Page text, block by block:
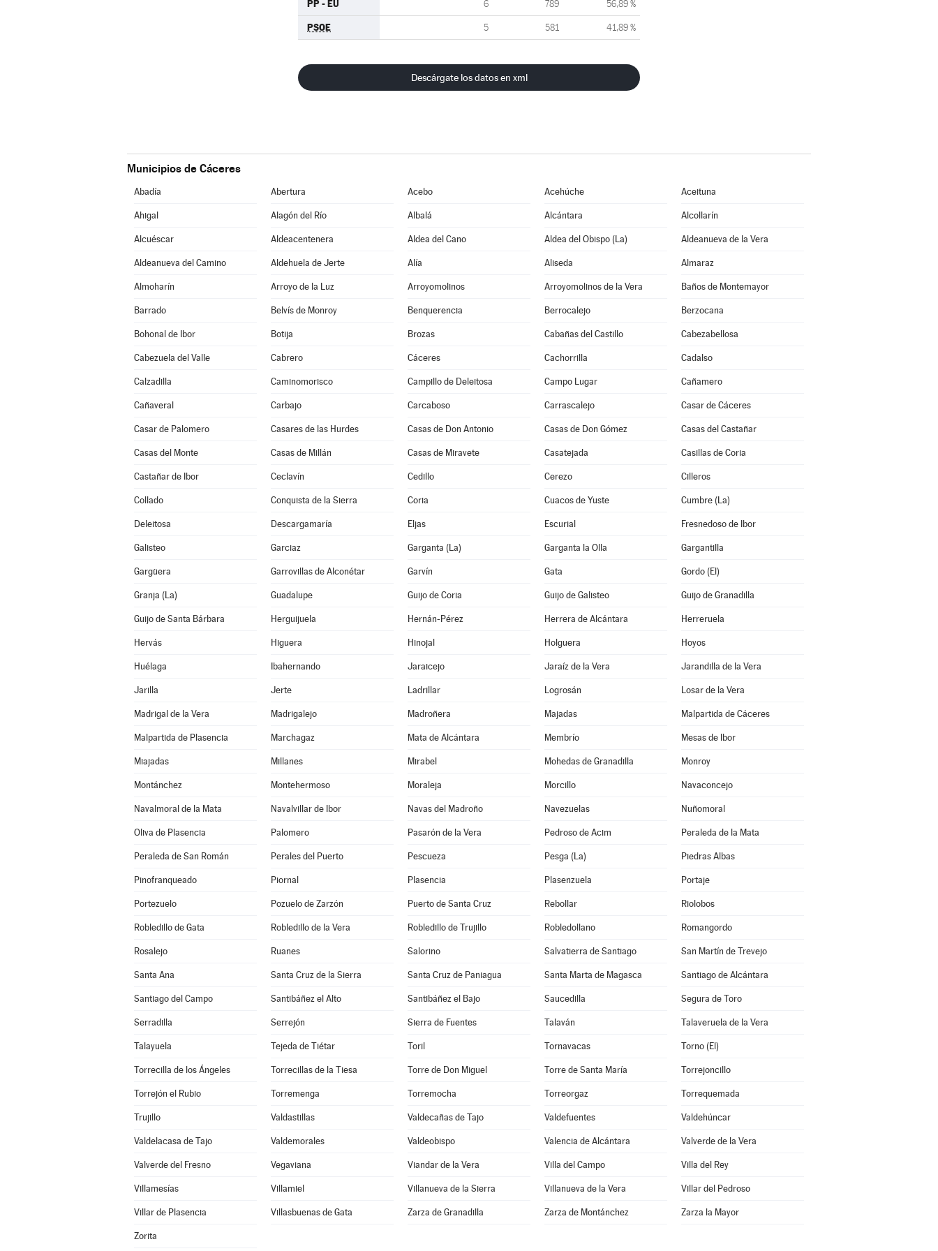
PP - EU 6 789 56,89 %
PSOE 5 581 41,89 %
Descárgate los datos en xml
Municipios de Cáceres
Abadía Abertura Acebo Acehúche Aceituna
Ahigal Alagón del Río Albalá Alcántara Alcollarín
Alcuéscar Aldeacentenera Aldea del Cano Aldea del Obispo (La) Aldeanueva de la Vera
Aldeanueva del Camino Aldehuela de Jerte Alía Aliseda Almaraz
Almoharín Arroyo de la Luz Arroyomolinos Arroyomolinos de la Vera Baños de Montemayor
Barrado Belvís de Monroy Benquerencia Berrocalejo Berzocana
Bohonal de Ibor Botija Brozas Cabañas del Castillo Cabezabellosa
Cabezuela del Valle Cabrero Cáceres Cachorrilla Cadalso
Calzadilla Caminomorisco Campillo de Deleitosa Campo Lugar Cañamero
Cañaveral Carbajo Carcaboso Carrascalejo Casar de Cáceres
Casar de Palomero Casares de las Hurdes Casas de Don Antonio Casas de Don Gómez Casas del Castañar
Casas del Monte Casas de Millán Casas de Miravete Casatejada Casillas de Coria
Castañar de Ibor Ceclavín Cedillo Cerezo Cilleros
Collado Conquista de la Sierra Coria Cuacos de Yuste Cumbre (La)
Deleitosa Descargamaría Eljas Escurial Fresnedoso de Ibor
Galisteo Garciaz Garganta (La) Garganta la Olla Gargantilla
Gargüera Garrovillas de Alconétar Garvín Gata Gordo (El)
Granja (La) Guadalupe Guijo de Coria Guijo de Galisteo Guijo de Granadilla
Guijo de Santa Bárbara Herguijuela Hernán-Pérez Herrera de Alcántara Herreruela
Hervás Higuera Hinojal Holguera Hoyos
Huélaga Ibahernando Jaraicejo Jaraíz de la Vera Jarandilla de la Vera
Jarilla Jerte Ladrillar Logrosán Losar de la Vera
Madrigal de la Vera Madrigalejo Madroñera Majadas Malpartida de Cáceres
Malpartida de Plasencia Marchagaz Mata de Alcántara Membrío Mesas de Ibor
Miajadas Millanes Mirabel Mohedas de Granadilla Monroy
Montánchez Montehermoso Moraleja Morcillo Navaconcejo
Navalmoral de la Mata Navalvillar de Ibor Navas del Madroño Navezuelas Nuñomoral
Oliva de Plasencia Palomero Pasarón de la Vera Pedroso de Acim Peraleda de la Mata
Peraleda de San Román Perales del Puerto Pescueza Pesga (La) Piedras Albas
Pinofranqueado Piornal Plasencia Plasenzuela Portaje
Portezuelo Pozuelo de Zarzón Puerto de Santa Cruz Rebollar Riolobos
Robledillo de Gata Robledillo de la Vera Robledillo de Trujillo Robledollano Romangordo
Rosalejo Ruanes Salorino Salvatierra de Santiago San Martín de Trevejo
Santa Ana Santa Cruz de la Sierra Santa Cruz de Paniagua Santa Marta de Magasca Santiago de Alcántara
Santiago del Campo Santibáñez el Alto Santibáñez el Bajo Saucedilla Segura de Toro
Serradilla Serrejón Sierra de Fuentes Talaván Talaveruela de la Vera
Talayuela Tejeda de Tiétar Toril Tornavacas Torno (El)
Torrecilla de los Ángeles Torrecillas de la Tiesa Torre de Don Miguel Torre de Santa María Torrejoncillo
Torrejón el Rubio Torremenga Torremocha Torreorgaz Torrequemada
Trujillo Valdastillas Valdecañas de Tajo Valdefuentes Valdehúncar
Valdelacasa de Tajo Valdemorales Valdeobispo Valencia de Alcántara Valverde de la Vera
Valverde del Fresno Vegaviana Viandar de la Vera Villa del Campo Villa del Rey
Villamesías Villamiel Villanueva de la Sierra Villanueva de la Vera Villar del Pedroso
Villar de Plasencia Villasbuenas de Gata Zarza de Granadilla Zarza de Montánchez Zarza la Mayor
Zorita